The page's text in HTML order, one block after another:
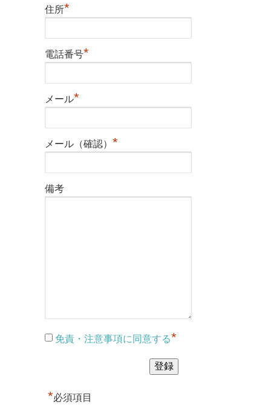
住所*
電話番号*
メール*
メール（確認） *
備考
免責・注意事項に同意する*
*必須項目